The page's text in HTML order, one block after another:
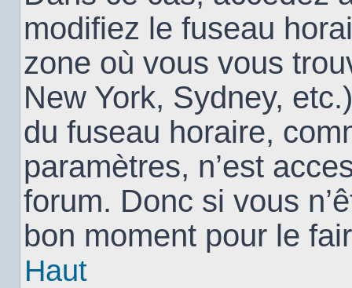
modifiez le fuseau
zone où vous vous
New York, Sydney,
du fuseau horaire,
paramètres, n’est
forum. Donc si vous
bon moment pour le
Haut